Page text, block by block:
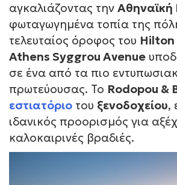
αγκαλιάζοντας την Αθηναϊκή
φωταγωγημένα τοπία της
τελευταίος όροφος του Hilton
Athens Syggrou Avenue
σε ένα από τα πιο
πρωτεύουσας. Το Rodopou &
εστιατόριο του ξενοδοχείου,
ιδανικός προορισμός για
καλοκαιρινές βραδιές.